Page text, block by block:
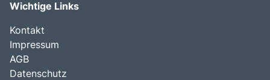
Wichtige Links
Kontakt
Impressum
AGB
Datenschutz